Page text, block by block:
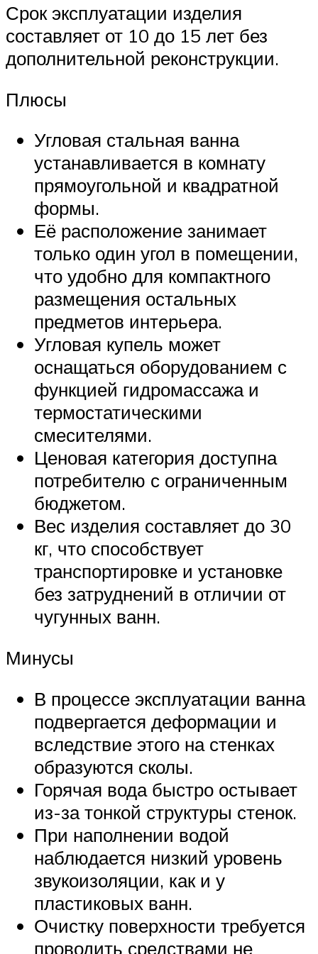
Срок эксплуатации изделия
составляет от 10 до 15 лет без
дополнительной реконструкции.
Плюсы
Угловая стальная ванна
устанавливается в комнату
прямоугольной и квадратной
формы.
Её расположение занимает
только один угол в помещении,
что удобно для компактного
размещения остальных
предметов интерьера.
Угловая купель может
оснащаться оборудованием с
функцией гидромассажа и
термостатическими
смесителями.
Ценовая категория доступна
потребителю с ограниченным
бюджетом.
Вес изделия составляет до 30
кг, что способствует
транспортировке и установке
без затруднений в отличии от
чугунных ванн.
Минусы
В процессе эксплуатации ванна
подвергается деформации и
вследствие этого на стенках
образуются сколы.
Горячая вода быстро остывает
из-за тонкой структуры стенок.
При наполнении водой
наблюдается низкий уровень
звукоизоляции, как и у
пластиковых ванн.
Очистку поверхности требуется
проводить средствами не